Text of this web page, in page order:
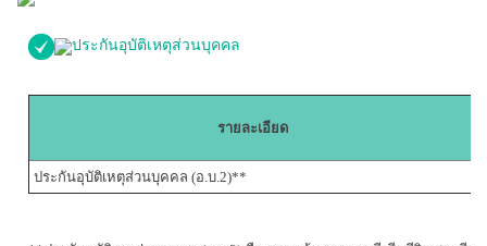
ประกันอุบัติเหตุส่วนบุคคล
รายละเอียด
ประกันอุบัติเหตุส่วนบุคคล (อ.บ.2)**